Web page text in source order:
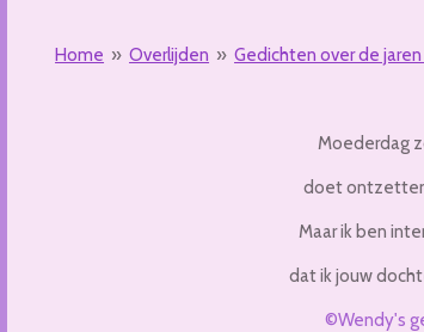
Home » Overlijden » Gedichten over de
Moederdag
doet
Maar ik ben
dat ik jouw
©Wendy's